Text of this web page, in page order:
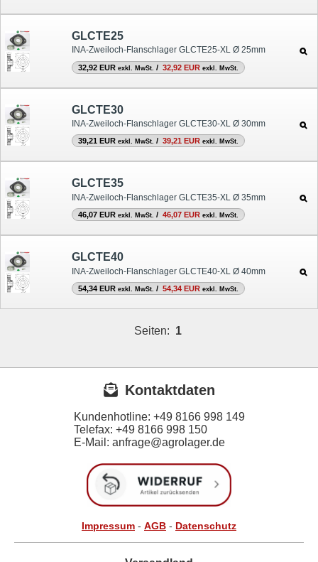
GLCTE25
INA-Zweiloch-Flanschlager GLCTE25-XL Ø 25mm
32,92 EUR exkl. MwSt. / 32,92 EUR exkl. MwSt.
GLCTE30
INA-Zweiloch-Flanschlager GLCTE30-XL Ø 30mm
39,21 EUR exkl. MwSt. / 39,21 EUR exkl. MwSt.
GLCTE35
INA-Zweiloch-Flanschlager GLCTE35-XL Ø 35mm
46,07 EUR exkl. MwSt. / 46,07 EUR exkl. MwSt.
GLCTE40
INA-Zweiloch-Flanschlager GLCTE40-XL Ø 40mm
54,34 EUR exkl. MwSt. / 54,34 EUR exkl. MwSt.
Seiten: 1
Kontaktdaten
Kundenhotline: +49 8166 998 149
Telefax: +49 8166 998 150
E-Mail: anfrage@agrolager.de
Impressum - AGB - Datenschutz